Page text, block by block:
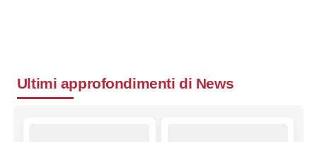
Ultimi approfondimenti di News